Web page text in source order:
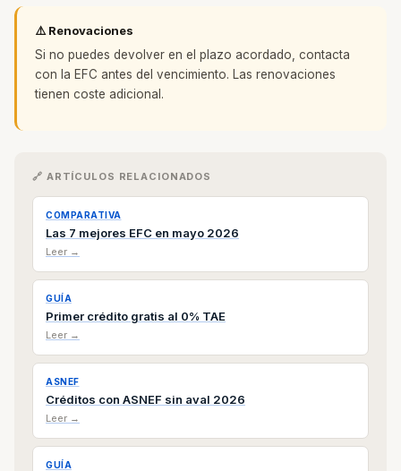
⚠️ Renovaciones
Si no puedes devolver en el plazo acordado, contacta
con la EFC antes del vencimiento. Las renovaciones
tienen coste adicional.
🔗 ARTÍCULOS RELACIONADOS
COMPARATIVA
Las 7 mejores EFC en mayo 2026
Leer →
GUÍA
Primer crédito gratis al 0% TAE
Leer →
ASNEF
Créditos con ASNEF sin aval 2026
Leer →
GUÍA